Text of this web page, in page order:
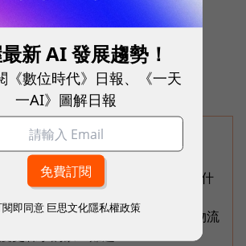
地圖！37篇實測整理，
、提示詞架構全打包
」！Opensignal 國際評比揭密：什
的好網路？
快，momo為何仍導入機器人？物流
更棘手的缺工難題
新 AI 發展趨勢！
《數位時代》日報、《一天
一AI》圖解日報
閱即同意 巨思文化隱私權政策